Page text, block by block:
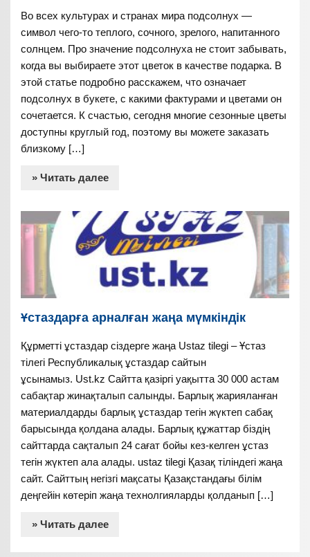
Во всех культурах и странах мира подсолнух —
символ чего-то теплого, сочного, зрелого, напитанного
солнцем. Про значение подсолнуха не стоит забывать,
когда вы выбираете этот цветок в качестве подарка. В
этой статье подробно расскажем, что означает
подсолнух в букете, с какими фактурами и цветами он
сочетается. К счастью, сегодня многие сезонные цветы
доступны круглый год, поэтому вы можете заказать
близкому […]
» Читать далее
Ұстаздарға арналған жаңа мүмкіндік
Құрметті ұстаздар сіздерге жаңа Ustaz tilegi – Ұстаз
тілегі Республикалық ұстаздар сайтын
ұсынамыз. Ust.kz Сайтта қазіргі уақытта 30 000 астам
сабақтар жинақталып салынды. Барлық жарияланған
материалдарды барлық ұстаздар тегін жүктеп сабақ
барысында қолдана алады. Барлық құжаттар біздің
сайттарда сақталып 24 сағат бойы кез-келген ұстаз
тегін жүктеп ала алады. ustaz tilegi Қазақ тіліндегі жаңа
сайт. Сайттың негізгі мақсаты Қазақстандағы білім
деңгейін көтеріп жаңа технолгияларды қолданып […]
» Читать далее